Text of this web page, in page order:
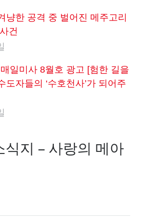
냥한 공격 중 벌어진 메주고리
건
일미사 8월호 광고 [험한 길을
도자들의 ‘수호천사’가 되어주
식지 – 사랑의 메아